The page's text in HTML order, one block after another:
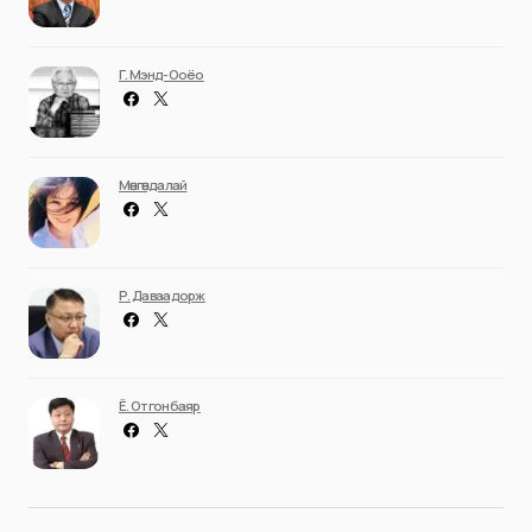
Г. Мэнд-Ооёо
Мөнгөндалай
Р. Даваадорж
Ё. Отгонбаяр